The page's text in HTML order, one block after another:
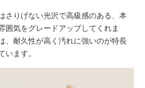
さりげない光沢で高級感のある、本
囲気をグレードアップしてくれま
、耐久性が高く汚れに強いのが特長
います。